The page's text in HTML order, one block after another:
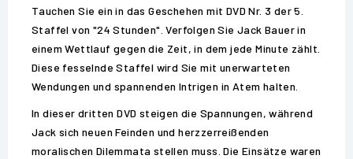
Tauchen Sie ein in das Geschehen mit DVD Nr. 3 der 5.
Staffel von "24 Stunden". Verfolgen Sie Jack Bauer in
einem Wettlauf gegen die Zeit, in dem jede Minute zählt.
Diese fesselnde Staffel wird Sie mit unerwarteten
Wendungen und spannenden Intrigen in Atem halten.
In dieser dritten DVD steigen die Spannungen, während
Jack sich neuen Feinden und herzzerreißenden
moralischen Dilemmata stellen muss. Die Einsätze waren